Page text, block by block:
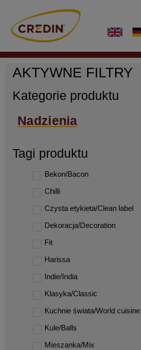
content
AKTYWNE FILTRY
Kategorie produktu
Nadzienia
Tagi produktu
Bekon/Bacon
Chilli
Czysta etykieta/Clean label
Dekoracja/Decoration
Fit
Harissa
Indie/India
Klasyka/Classic
Kuchnie świata/World cuisine
Kule/Balls
Mieszanka/Mix